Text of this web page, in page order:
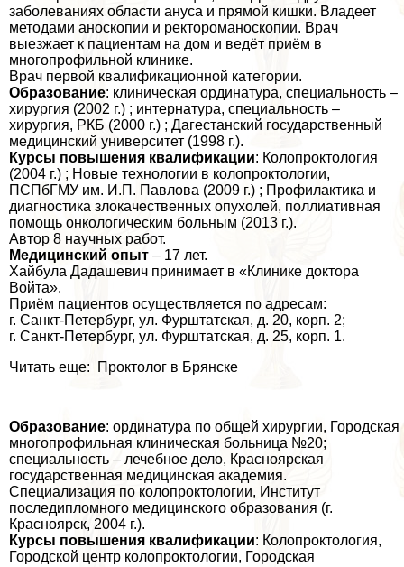
заболеваниях области aнycа и прямой кишки. Владеет
методами аноскопии и ректороманоскопии. Врач
выезжает к пациентам на дом и ведёт приём в
многопрофильной клинике.
Врач первой квалификационной категории.
Образование: клиническая ординатура, специальность –
хирургия (2002 г.) ; интернатура, специальность –
хирургия, РКБ (2000 г.) ; Дагестанский государственный
медицинский университет (1998 г.).
Курсы повышения квалификации: Колопроктология
(2004 г.) ; Новые технологии в колопроктологии,
ПСПбГМУ им. И.П. Павлова (2009 г.) ; Профилактика и
диагностика злокачественных опухолей, поллиативная
помощь oнкoлoгическим больным (2013 г.).
Автор 8 научных работ.
Медицинский опыт – 17 лет.
Хайбула Дадашевич принимает в «Клинике доктора
Войта».
Приём пациентов осуществляется по адресам:
г. Санкт-Петербург, ул. Фурштатская, д. 20, корп. 2;
г. Санкт-Петербург, ул. Фурштатская, д. 25, корп. 1.
Читать еще: Проктолог в Брянске
Образование: ординатура по общей хирургии, Городская
многопрофильная клиническая больница №20;
специальность – лечебное дело, Красноярская
государственная медицинская академия.
Специализация по колопроктологии, Институт
последипломного медицинского образования (г.
Красноярск, 2004 г.).
Курсы повышения квалификации: Колопроктология,
Городской центр колопроктологии, Городская